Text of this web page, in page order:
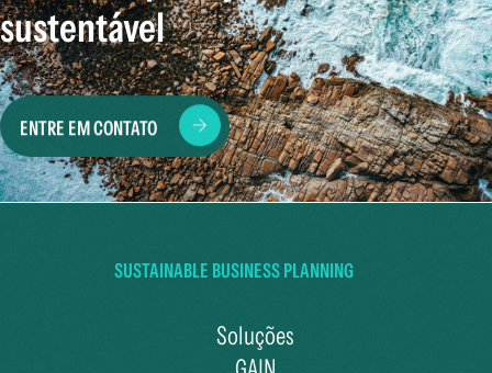
sustentável
ENTRE EM CONTATO
SUSTAINABLE BUSINESS PLANNING
Soluções